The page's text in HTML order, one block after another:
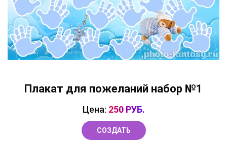
Плакат для пожеланий набор №1
Цена: 250 РУБ.
СОЗДАТЬ